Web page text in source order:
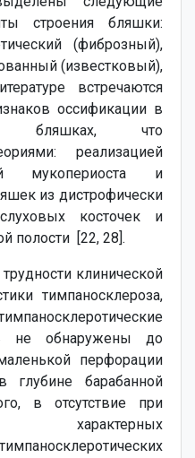
строения бляшки:
(фиброзный),
(известковый),
встречаются
оссификации в
бляшках, что
реализацией
мукопериоста и
из дистрофически
косточек и
полости [22, 28].
клинической
тимпаносклероза,
не обнаружены до
перфорации
барабанной
в отсутствие при
характерных